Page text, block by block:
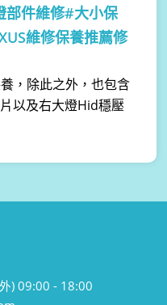
部件維修#大小保
維修保養推薦修
，除此之外，也包含
以及右大燈Hid穩壓
) 09:00 - 18:00